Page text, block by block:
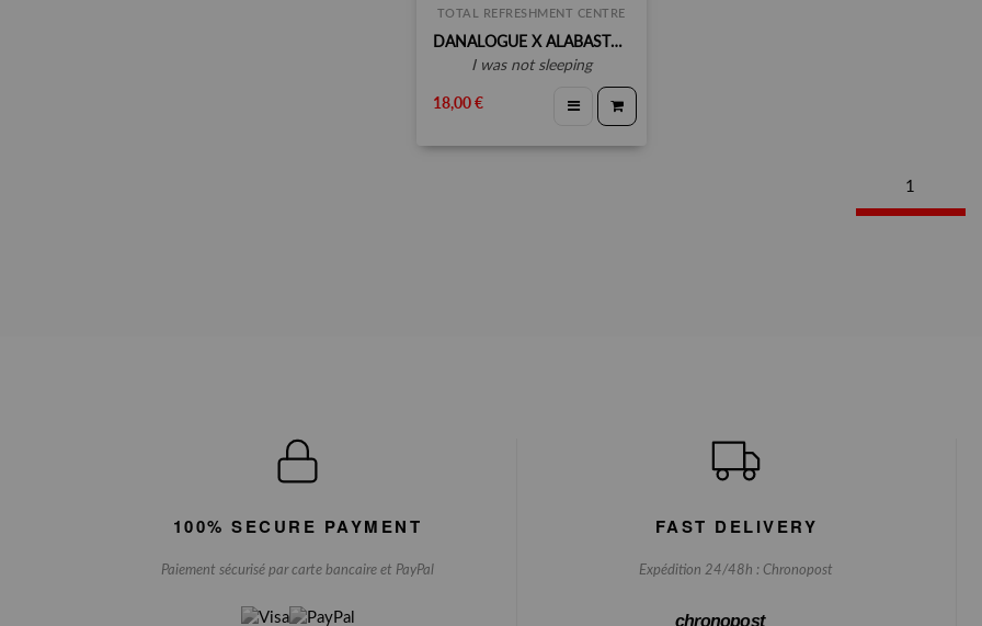
TOTAL REFRESHMENT CENTRE
DANALOGUE X ALABASTER DEPLUME
i was not sleeping
18,00 €
1
100% SECURE PAYMENT
Paiement sécurisé par carte bancaire et PayPal
FAST DELIVERY
Expédition 24/48h : Chronopost
chronopost